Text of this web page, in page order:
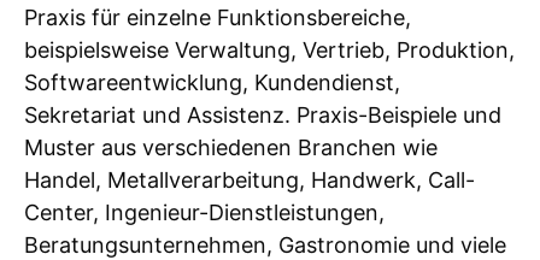
Praxis für einzelne Funktionsbereiche,
beispielsweise Verwaltung, Vertrieb, Produktion,
Softwareentwicklung, Kundendienst,
Sekretariat und Assistenz. Praxis-Beispiele und
Muster aus verschiedenen Branchen wie
Handel, Metallverarbeitung, Handwerk, Call-
Center, Ingenieur-Dienstleistungen,
Beratungsunternehmen, Gastronomie und viele